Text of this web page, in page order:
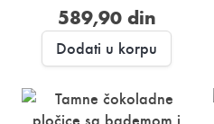
589,90 din
Dodati u korpu